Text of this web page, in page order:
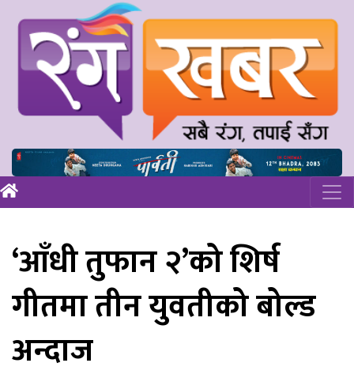
‘आँधी तुफान २’को शिर्ष
गीतमा तीन युवतीको बोल्ड
अन्दाज